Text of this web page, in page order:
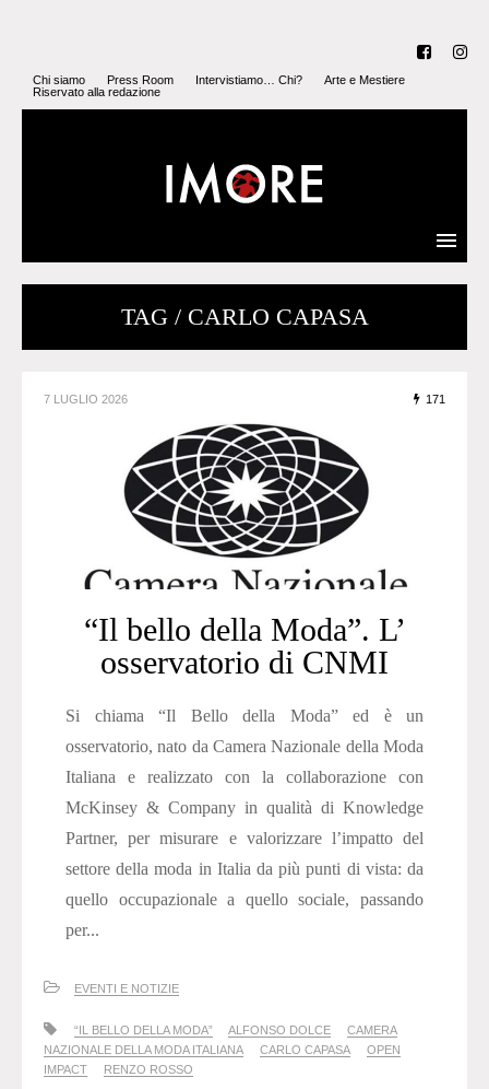
Chi siamo Press Room Intervistiamo… Chi?
Arte e Mestiere
Riservato alla redazione
TAG / CARLO CAPASA
7 LUGLIO 2026 171
“Il bello della Moda”. L’
osservatorio di CNMI
Si chiama “Il Bello della Moda” ed è un
osservatorio, nato da Camera Nazionale della Moda
Italiana e realizzato con la collaborazione con
McKinsey & Company in qualità di Knowledge
Partner, per misurare e valorizzare l’impatto del
settore della moda in Italia da più punti di vista: da
quello occupazionale a quello sociale, passando
per...
EVENTI E NOTIZIE
“IL BELLO DELLA MODA” ALFONSO DOLCE
CAMERA
NAZIONALE DELLA MODA ITALIANA
CARLO CAPASA
OPEN
IMPACT
RENZO ROSSO